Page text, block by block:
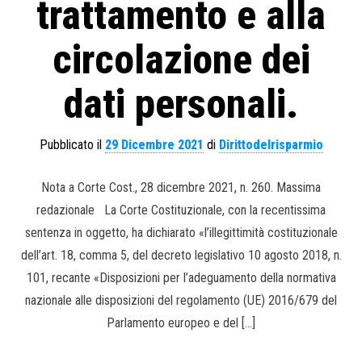
trattamento e alla
circolazione dei
dati personali.
Pubblicato il 29 Dicembre 2021 di Dirittodelrisparmio
Nota a Corte Cost., 28 dicembre 2021, n. 260. Massima
redazionale La Corte Costituzionale, con la recentissima
sentenza in oggetto, ha dichiarato «l’illegittimità costituzionale
dell’art. 18, comma 5, del decreto legislativo 10 agosto 2018, n.
101, recante «Disposizioni per l’adeguamento della normativa
nazionale alle disposizioni del regolamento (UE) 2016/679 del
Parlamento europeo e del […]